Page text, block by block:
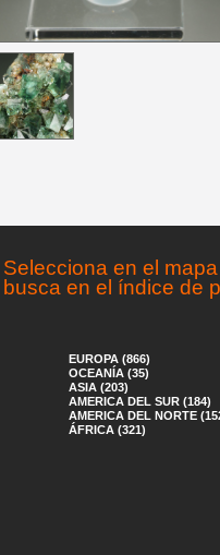
Selecciona en el
busca en el índice de
EUROPA (866)
OCEANÍA (35)
ASIA (203)
AMERICA DEL SUR (184)
AMERICA DEL NORTE
ÁFRICA (321)